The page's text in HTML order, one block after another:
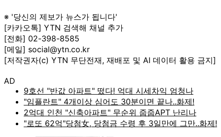
※ '당신의 제보가 뉴스가 됩니다'
[카카오톡] YTN 검색해 채널 추가
[전화] 02-398-8585
[메일] social@ytn.co.kr
[저작권자(c) YTN 무단전재, 재배포 및 AI 데이터 활용 금지]
AD